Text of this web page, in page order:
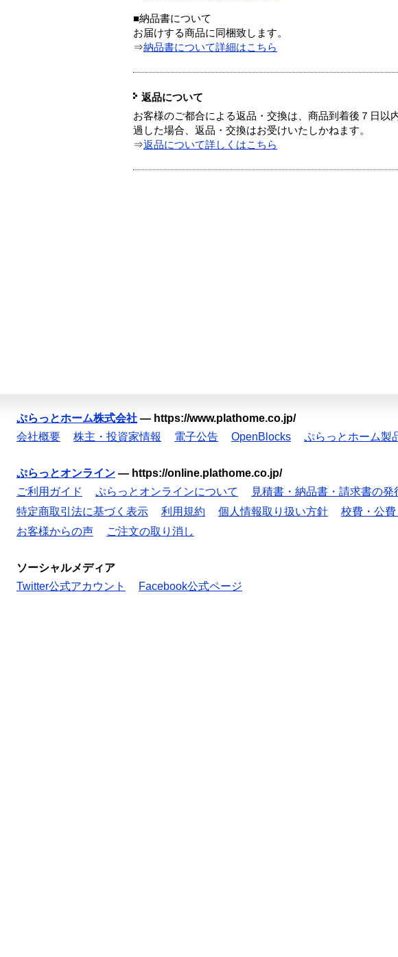
■納品書について
お届けする商品に同梱致します。
⇒納品書について詳細はこちら
返品について
お客様のご都合による返品・交換は、商品到着後７日
過した場合、返品・交換はお受けいたしかねます。
⇒返品について詳しくはこちら
ぷらっとホーム株式会社 — https://www.plathome.co.jp/
会社概要
株主・投資家情報 電子公告 OpenBlocks ぷらっとホーム製
ぷらっとオンライン — https://online.plathome.co.jp/
ご利用ガイド
ぷらっとオンラインについて 見積書・納品書・請求書の発
特定商取引法に基づく表示
利用規約 個人情報取り扱い方針 校費・公
お客様からの声
ご注文の取り消し
ソーシャルメディア
Twitter公式アカウント
Facebook公式ページ